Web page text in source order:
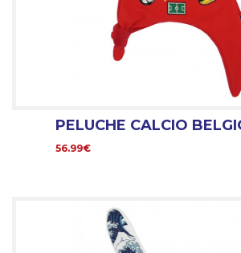
PELUCHE CALCIO
56.99€